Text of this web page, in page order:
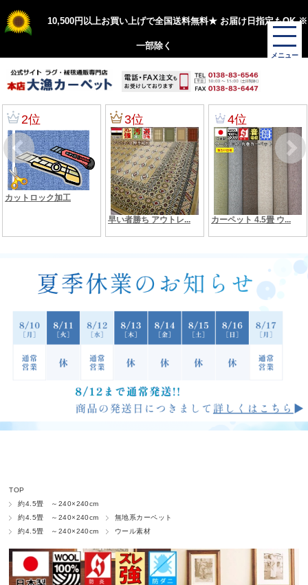
10,500円以上お買い上げで全国送料無料★ お届け日指定もOK ※
一部除く
TOP
約4.5畳 ～240×240cm
約4.5畳 ～240×240cm
無地系カーペット
約4.5畳 ～240×240cm
ウール素材